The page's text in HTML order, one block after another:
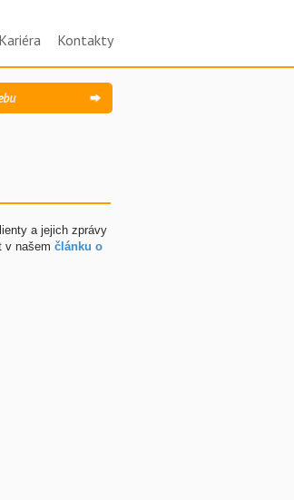
Kariéra Kontakty
a jejich zprávy
v našem článku o